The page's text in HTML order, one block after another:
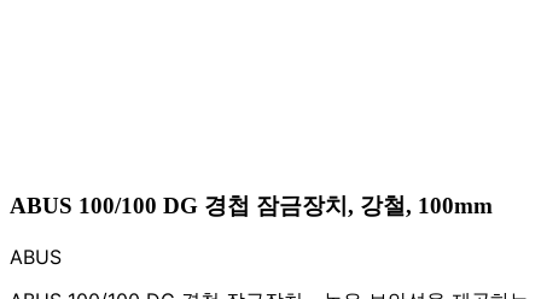
ABUS 100/100 DG 경첩 잠금장치, 강철, 100mm
ABUS